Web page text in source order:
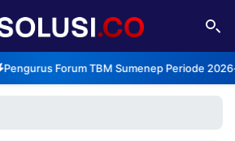
Pengurus Forum TBM Sumenep Periode
TENTANG
IKLAN